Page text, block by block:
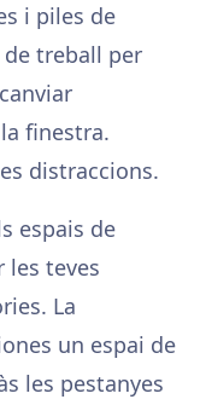
i piles de
treball per
finestra.
distraccions.
espais de
teves
La
un espai de
les pestanyes